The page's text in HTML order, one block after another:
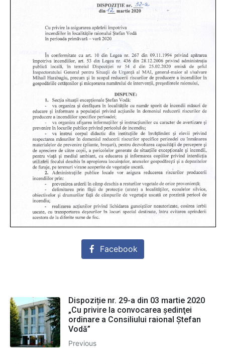
Facebook
Dispoziție nr. 29-a din 03 martie 2020
„Cu privire la convocarea şedinţei
ordinare a Consiliului raional Ştefan
Vodă”
Previous